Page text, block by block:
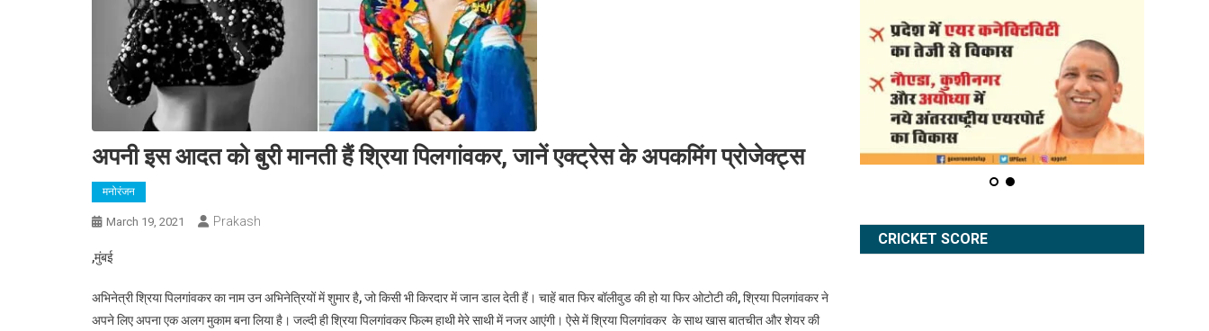
अपनी इस आदत को बुरी मानती हैं श्रिया पिलगांवकर, जानें एक्ट्रेस के अपकमिंग प्रोजेक्ट्स
मनोरंजन
March 19, 2021 Prakash
,मुंबई
अभिनेत्री श्रिया पिलगांवकर का नाम उन अभिनेत्रियों में शुमार है, जो किसी भी किरदार में जान डाल देती हैं। चाहें बात फिर बॉलीवुड की हो या फिर ओटोटी की, श्रिया पिलगांवकर ने
अपने लिए अपना एक अलग मुकाम बना लिया है। जल्दी ही श्रिया पिलगांवकर फिल्म हाथी मेरे साथी में नजर आएंगी। ऐसे में श्रिया पिलगांवकर के साथ खास बातचीत और शेयर की
CRICKET SCORE